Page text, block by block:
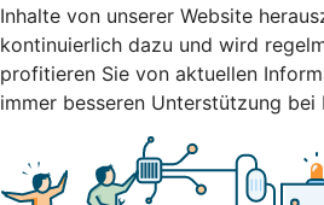
Inhalte von unserer Website
kontinuierlich dazu und wird
profitieren Sie von aktuellen
immer besseren Unterstützung bei